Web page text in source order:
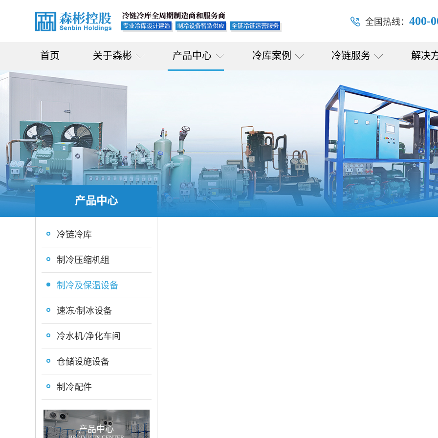
全国热线： 400-
首页 关于森彬 产品中心 冷库案例 冷链服务 解决
产品中心
冷链冷库
制冷压缩机组
制冷及保温设备
速冻/制冰设备
冷水机/净化车间
仓储设施设备
制冷配件
产品中心